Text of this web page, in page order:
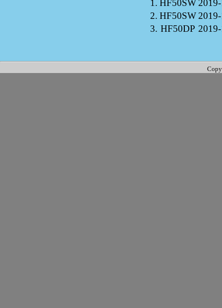
1. HF50SW
2. HF50SW
3. HF50DP